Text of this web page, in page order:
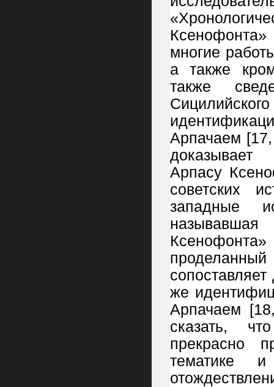
многие
а также
также
Арпачаем
доказывает
Арпасу
советских
западные
же
Арпачаем
сказать,
прекрасно
тематике